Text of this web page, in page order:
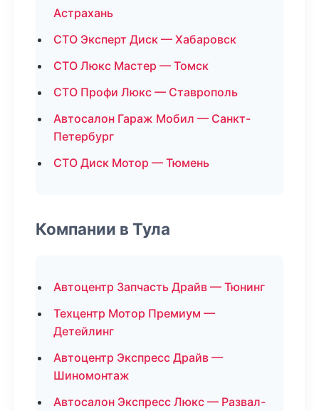
Астрахань
СТО Эксперт Диск — Хабаровск
СТО Люкс Мастер — Томск
СТО Профи Люкс — Ставрополь
Автосалон Гараж Мобил — Санкт-
Петербург
СТО Диск Мотор — Тюмень
Компании в Тула
Автоцентр Запчасть Драйв — Тюнинг
Техцентр Мотор Премиум —
Детейлинг
Автоцентр Экспресс Драйв —
Шиномонтаж
Автосалон Экспресс Люкс — Развал-